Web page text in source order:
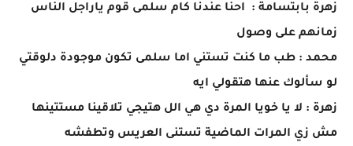
زهرة بابتسامة : احنا عندنا كام سلمى قوم ياراجل الناس
زمانهم على وصول
محمد : طب ما كنت تستني اما سلمى تكون موجودة دلوقتي
لو سألوك عنها هتقولي ايه
زهرة : لا يا خويا المرة دي هي الل هتيجي تلاقينا مستتينها
مش زي المرات الماضية تستنى العريس وتطفشه